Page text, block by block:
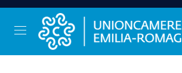
Vai al contenuto
Vai alla navigazione
Vai al footer